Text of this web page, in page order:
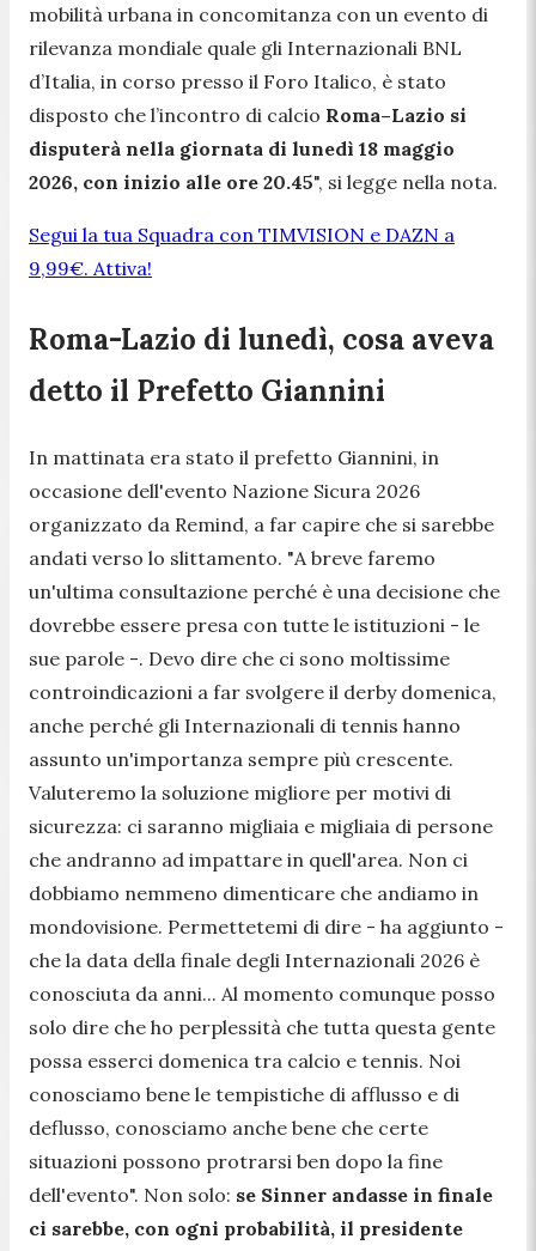
mobilità urbana in concomitanza con un evento di
rilevanza mondiale quale gli Internazionali BNL
d’Italia, in corso presso il Foro Italico, è stato
disposto che l’incontro di calcio Roma–Lazio si
disputerà nella giornata di lunedì 18 maggio
2026, con inizio alle ore 20.45", si legge nella nota.
Segui la tua Squadra con TIMVISION e DAZN a
9,99€. Attiva!
Roma-Lazio di lunedì, cosa aveva
detto il Prefetto Giannini
In mattinata era stato il prefetto Giannini, in
occasione dell'evento Nazione Sicura 2026
organizzato da Remind, a far capire che si sarebbe
andati verso lo slittamento. "A breve faremo
un'ultima consultazione perché è una decisione che
dovrebbe essere presa con tutte le istituzioni - le
sue parole -. Devo dire che ci sono moltissime
controindicazioni a far svolgere il derby domenica,
anche perché gli Internazionali di tennis hanno
assunto un'importanza sempre più crescente.
Valuteremo la soluzione migliore per motivi di
sicurezza: ci saranno migliaia e migliaia di persone
che andranno ad impattare in quell'area. Non ci
dobbiamo nemmeno dimenticare che andiamo in
mondovisione. Permettetemi di dire - ha aggiunto -
che la data della finale degli Internazionali 2026 è
conosciuta da anni... Al momento comunque posso
solo dire che ho perplessità che tutta questa gente
possa esserci domenica tra calcio e tennis. Noi
conosciamo bene le tempistiche di afflusso e di
deflusso, conosciamo anche bene che certe
situazioni possono protrarsi ben dopo la fine
dell'evento". Non solo: se Sinner andasse in finale
ci sarebbe, con ogni probabilità, il presidente